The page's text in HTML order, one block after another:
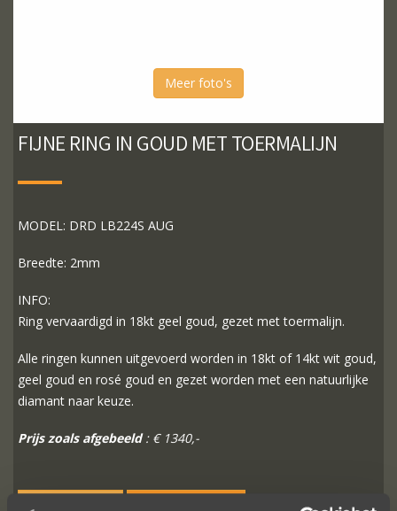
Meer foto's
FIJNE RING IN GOUD MET TOERMALIJN
MODEL: DRD LB224S AUG
Breedte: 2mm
INFO:
Ring vervaardigd in 18kt geel goud, gezet met toermalijn.
Alle ringen kunnen uitgevoerd worden in 18kt of 14kt wit goud,
geel goud en rosé goud en gezet worden met een natuurlijke
diamant naar keuze.
Prijs zoals afgebeeld: € 1340,-